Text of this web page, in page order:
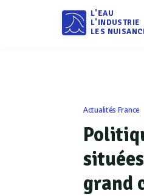
L'EAU
L'INDUSTRIE
LES
Actualités France
grand